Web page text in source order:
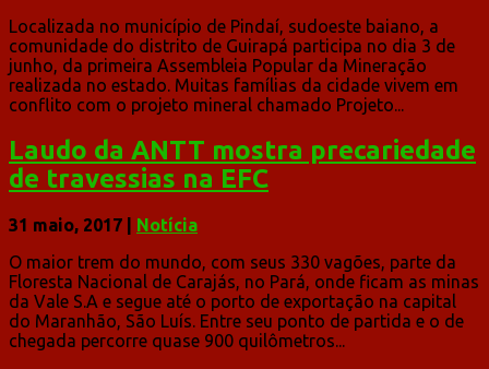
Localizada no município de Pindaí, sudoeste baiano, a
comunidade do distrito de Guirapá participa no dia 3 de
junho, da primeira Assembleia Popular da Mineração
realizada no estado. Muitas famílias da cidade vivem em
conflito com o projeto mineral chamado Projeto...
Laudo da ANTT mostra precariedade
de travessias na EFC
31 maio, 2017
Notícia
O maior trem do mundo, com seus 330 vagões, parte da
Floresta Nacional de Carajás, no Pará, onde ficam as minas
da Vale S.A e segue até o porto de exportação na capital
do Maranhão, São Luís. Entre seu ponto de partida e o de
chegada percorre quase 900 quilômetros...